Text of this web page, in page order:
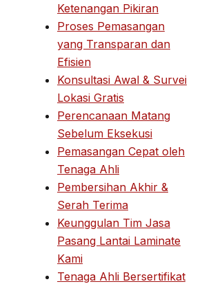
Ketenangan Pikiran
Proses Pemasangan
yang Transparan dan
Efisien
Konsultasi Awal & Survei
Lokasi Gratis
Perencanaan Matang
Sebelum Eksekusi
Pemasangan Cepat oleh
Tenaga Ahli
Pembersihan Akhir &
Serah Terima
Keunggulan Tim Jasa
Pasang Lantai Laminate
Kami
Tenaga Ahli Bersertifikat